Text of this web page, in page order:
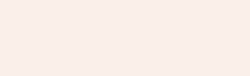
ความมั่นใจจากปัญหาเส้นผม และต้องการฟื้นฟูผมให้กลับมาดู
อที่จะสามารถตัดผมสั้นได้ โดยเฉพาะในผู้ชาย หรือต้องการ